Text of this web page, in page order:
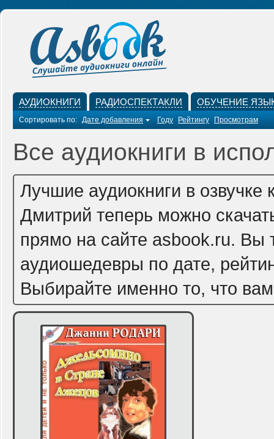
АУДИОКНИГИ РАДИОСПЕКТАКЛИ ОБУЧЕНИЕ
Сортировать по: Дате добавления Году Рейтингу Просмотрам
Все аудиокниги в
Лучшие аудиокниги в
Дмитрий теперь можно
прямо на сайте asbook.ru. Вы
аудиошедевры по дате,
Выбирайте именно то, что